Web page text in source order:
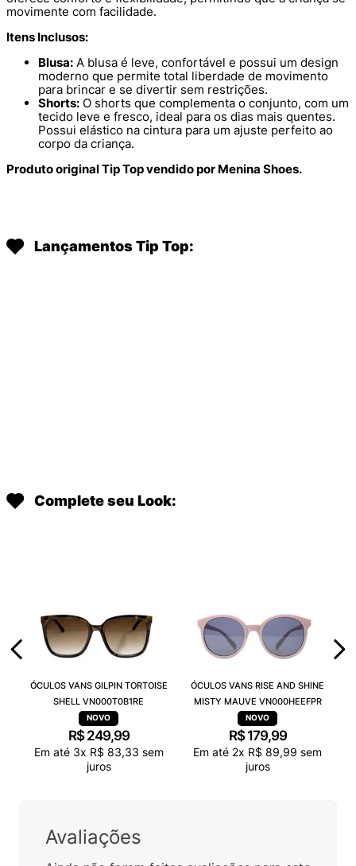
movimente com facilidade.
Itens Inclusos:
Blusa: A blusa é leve, confortável e possui um design
moderno que permite total liberdade de movimento
para brincar e se divertir sem restrições.
Shorts: O shorts que complementa o conjunto, com um
tecido leve e fresco, ideal para os dias mais quentes.
Possui elástico na cintura para um ajuste perfeito ao
corpo da criança.
Produto original Tip Top vendido por Menina Shoes.
Lançamentos Tip Top:
Complete seu Look:
ÓCULOS VANS GILPIN TORTOISE
SHELL VN000T0B1RE
R$ 249,99
Em até 3x R$ 83,33 sem
juros
ÓCULOS VANS RISE AND SHINE
MISTY MAUVE VN000HEEFPR
R$ 179,99
Em até 2x R$ 89,99 sem
juros
Avaliações